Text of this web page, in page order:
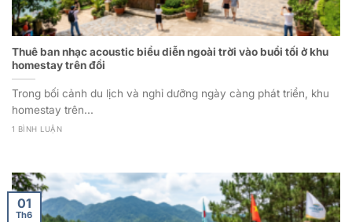
Thuê ban nhạc acoustic biểu diễn ngoài trời vào buổi tối ở khu
homestay trên đồi
Trong bối cảnh du lịch và nghỉ dưỡng ngày càng phát triển, khu
homestay trên...
1 BÌNH LUẬN
01
Th6